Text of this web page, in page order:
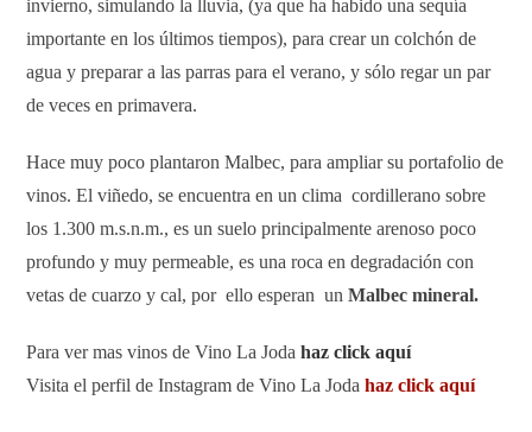
invierno, simulando la lluvia, (ya que ha habido una sequía
importante en los últimos tiempos), para crear un colchón de
agua y preparar a las parras para el verano, y sólo regar un par
de veces en primavera.
Hace muy poco plantaron Malbec, para ampliar su portafolio de
vinos. El viñedo, se encuentra en un clima cordillerano sobre
los 1.300 m.s.n.m., es un suelo principalmente arenoso poco
profundo y muy permeable, es una roca en degradación con
vetas de cuarzo y cal, por ello esperan unMalbec mineral.
Para ver mas vinos de Vino La Joda haz click aquí
Visita el perfil de Instagram de Vino La Jodahaz click aquí